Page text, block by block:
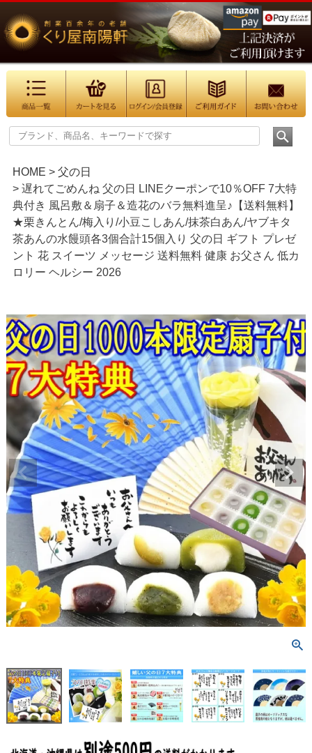
HOME
父の日
遅れてごめんね 父の日 LINEクーポンで10％OFF 7大特
典付き 風呂敷＆扇子＆造花のバラ無料進呈♪【送料無料】
★栗きんとん/梅入り/小豆こしあん/抹茶白あん/ヤブキタ
茶あんの水饅頭各3個合計15個入り 父の日 ギフト プレゼ
ント 花 スイーツ メッセージ 送料無料 健康 お父さん 低カ
ロリー ヘルシー 2026